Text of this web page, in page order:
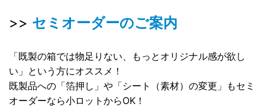
>> セミオーダーのご案内
「既製の箱では物足りない、もっとオリジナル感が欲し
い」という方にオススメ！
既製品への「箔押し」や「シート（素材）の変更」もセミ
オーダーなら小ロットからOK！